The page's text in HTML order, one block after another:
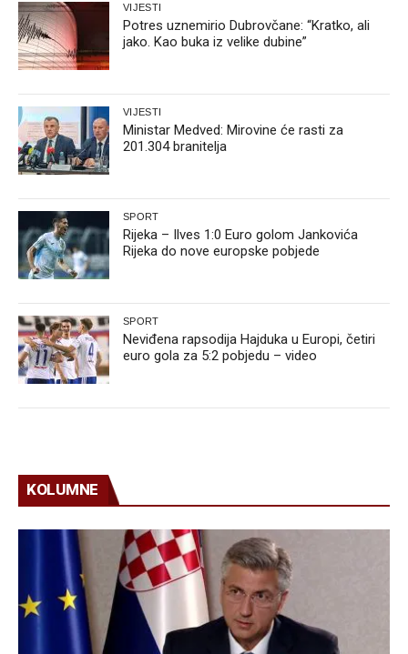
VIJESTI
Potres uznemirio Dubrovčane: “Kratko, ali
jako. Kao buka iz velike dubine”
VIJESTI
Ministar Medved: Mirovine će rasti za
201.304 branitelja
SPORT
Rijeka – Ilves 1:0 Euro golom Jankovića
Rijeka do nove europske pobjede
SPORT
Neviđena rapsodija Hajduka u Europi, četiri
euro gola za 5:2 pobjedu – video
KOLUMNE